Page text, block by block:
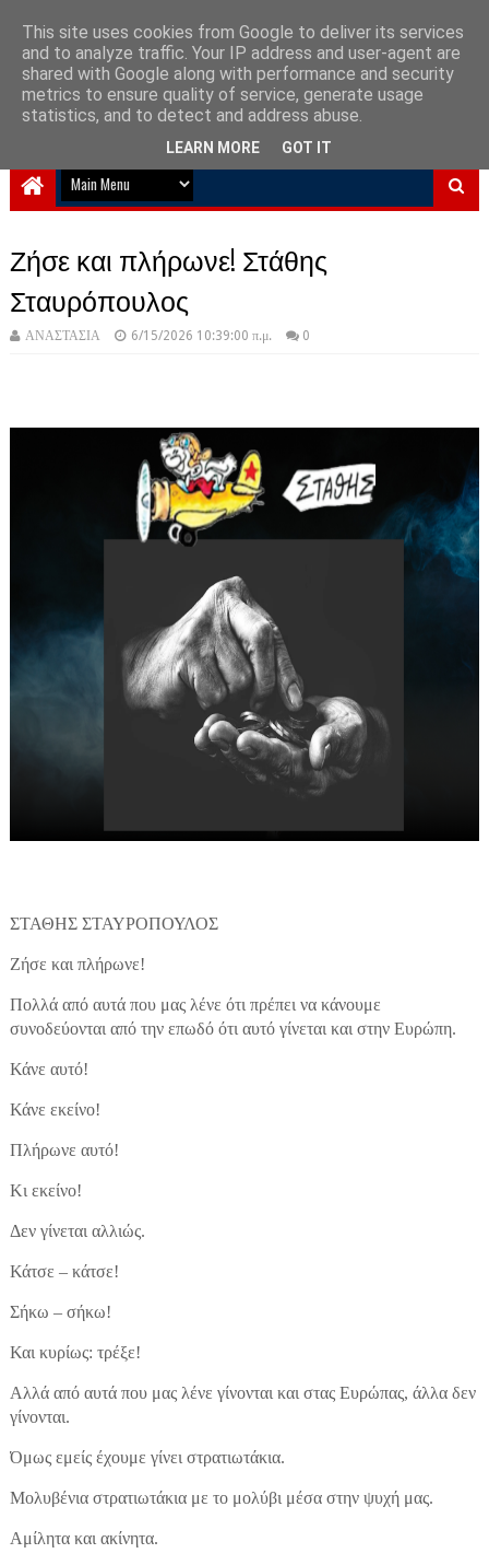
NewPlanet09
Ειδήσεις νέα από την Ελλάδα και τον κόσμο
Ζήσε και πλήρωνε! Στάθης
Σταυρόπουλος
ΑΝΑΣΤΑΣΙΑ 6/15/2026 10:39:00 π.μ. 0
ΣΤΑΘΗΣ ΣΤΑΥΡΟΠΟΥΛΟΣ
Ζήσε και πλήρωνε!
Πολλά από αυτά που μας λένε ότι πρέπει να κάνουμε
συνοδεύονται από την επωδό ότι αυτό γίνεται και στην Ευρώπη.
Κάνε αυτό!
Κάνε εκείνο!
Πλήρωνε αυτό!
Κι εκείνο!
Δεν γίνεται αλλιώς.
Κάτσε – κάτσε!
Σήκω – σήκω!
Και κυρίως: τρέξε!
Αλλά από αυτά που μας λένε γίνονται και στας Ευρώπας, άλλα δεν
γίνονται.
Όμως εμείς έχουμε γίνει στρατιωτάκια.
Μολυβένια στρατιωτάκια με το μολύβι μέσα στην ψυχή μας.
Αμίλητα και ακίνητα.
This site uses cookies from Google to deliver its services
and to analyze traffic. Your IP address and user-agent are
shared with Google along with performance and security
metrics to ensure quality of service, generate usage
statistics, and to detect and address abuse.
LEARN MORE GOT IT